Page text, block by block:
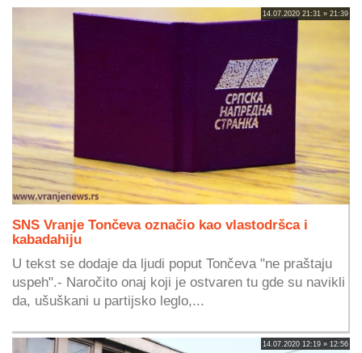
14.07.2020 21:31 » 21:39
SNS Vranje Tončeva označio kao vlastodršca i
kabadahiju
U tekst se dodaje da ljudi poput Tončeva "ne praštaju
uspeh".- Naročito onaj koji je ostvaren tu gde su navikli
da, ušuškani u partijsko leglo,...
14.07.2020 12:19 » 12:56